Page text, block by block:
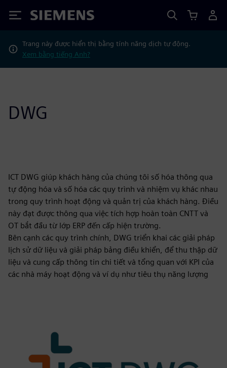
Siemens
Trang này được hiển thị bằng tính năng dịch tự động.
Xem bằng tiếng Anh?
DWG
ICT DWG giúp khách hàng của chúng tôi số hóa thông qua
tự động hóa và số hóa các quy trình và nhiệm vụ khác nhau
trong quy trình hoạt động và quản trị của khách hàng. Điều
này đạt được thông qua việc tích hợp hoàn toàn CNTT và
OT bắt đầu từ lớp ERP đến cấp hiện trường.
Bên cạnh các quy trình chính, DWG triển khai các giải pháp
lịch sử dữ liệu và giải pháp bảng điều khiển, để thu thập dữ
liệu và cung cấp thông tin chi tiết và tổng quan với KPI của
các nhà máy hoạt động và ví dụ như tiêu thụ năng lượng